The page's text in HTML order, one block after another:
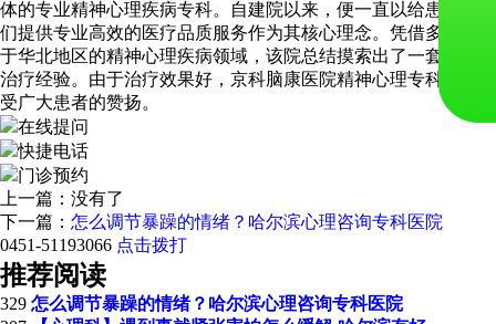
体的专业精神心理疾病专科。自建院以来，便一直以给患者朋友
们提供专业高效的医疗品质服务作为其核心理念。凭借多年躬耕
于华北地区的精神心理疾病领域，该院总结摸索出了一套有效地
治疗经验。由于治疗效果好，京科脑康医院精神心理专科一直备
受广大患者的赞扬。
在线提问
快捷电话
门诊预约
上一篇：没有了
下一篇： 怎么调节暴躁的情绪？哈尔滨心理咨询专科医院
0451-51193066 点击拨打
推荐阅读
329 怎么调节暴躁的情绪？哈尔滨心理咨询专科医院